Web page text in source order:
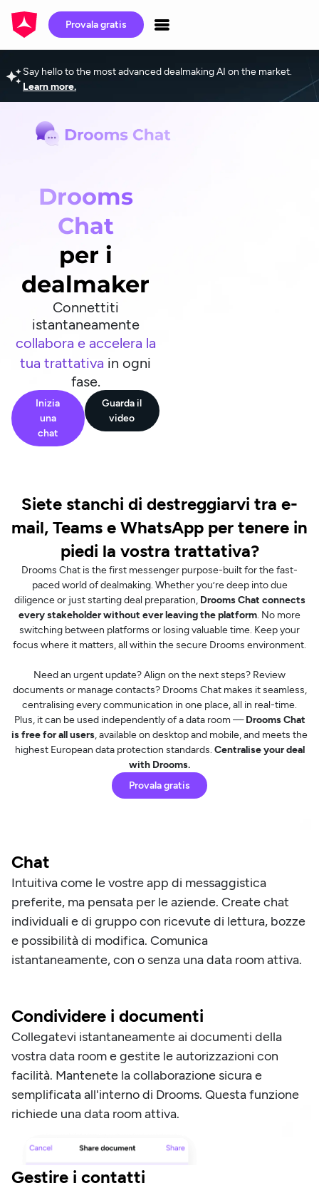
Provala gratis
Say hello to the most advanced dealmaking AI on the market.
Learn more.
Drooms
Chat
per i
dealmaker
Connettiti
istantaneamente
collabora e accelera la
tua trattativa in ogni
fase.
Inizia
una
chat
Guarda il
video
Siete stanchi di destreggiarvi tra e-
mail, Teams e WhatsApp per tenere in
piedi la vostra trattativa?
Drooms Chat is the first messenger purpose-built for the fast-
paced world of dealmaking. Whether you’re deep into due
diligence or just starting deal preparation, Drooms Chat connects
every stakeholder without ever leaving the platform. No more
switching between platforms or losing valuable time. Keep your
focus where it matters, all within the secure Drooms environment.
Need an urgent update? Align on the next steps? Review
documents or manage contacts? Drooms Chat makes it seamless,
centralising every communication in one place, all in real-time.
Plus, it can be used independently of a data room —Drooms Chat
is free for all users, available on desktop and mobile, and meets the
highest European data protection standards. Centralise your deal
with Drooms.
Provala gratis
Chat
Intuitiva come le vostre app di messaggistica
preferite, ma pensata per le aziende. Create chat
individuali e di gruppo con ricevute di lettura, bozze
e possibilità di modifica. Comunica
istantaneamente, con o senza una data room attiva.
Condividere i documenti
Collegatevi istantaneamente ai documenti della
vostra data room e gestite le autorizzazioni con
facilità. Mantenete la collaborazione sicura e
semplificata all'interno di Drooms. Questa funzione
richiede una data room attiva.
Gestire i contatti